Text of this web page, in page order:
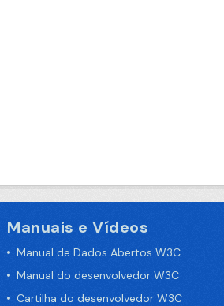
Manuais e Vídeos
Manual de Dados Abertos W3C
Manual do desenvolvedor W3C
Cartilha do desenvolvedor W3C